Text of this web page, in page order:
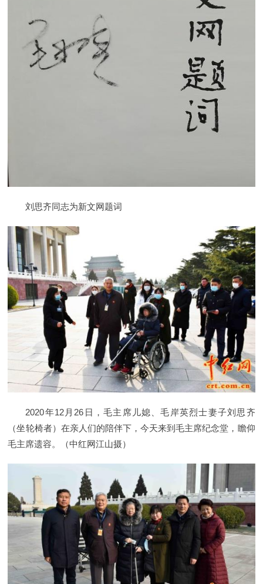
刘思齐同志为新文网题词
2020年12月26日，毛主席儿媳、毛岸英烈士妻子刘思齐
（坐轮椅者）在亲人们的陪伴下，今天来到毛主席纪念堂，瞻仰
毛主席遗容。（中红网江山摄）